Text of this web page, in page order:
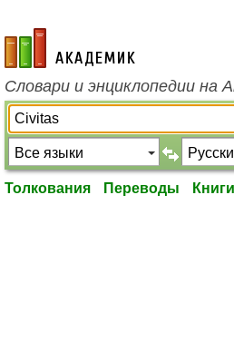
academic.ru
Словари и энциклопедии на
Толкования Переводы Книги